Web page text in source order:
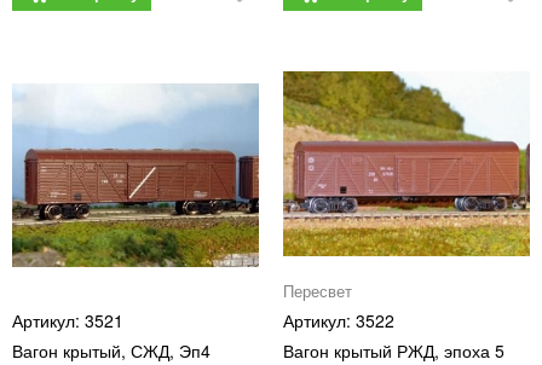
3521
Вагон крытый, СЖД, Эп4
Пересвет
3522
Вагон крытый РЖД, эпоха 5